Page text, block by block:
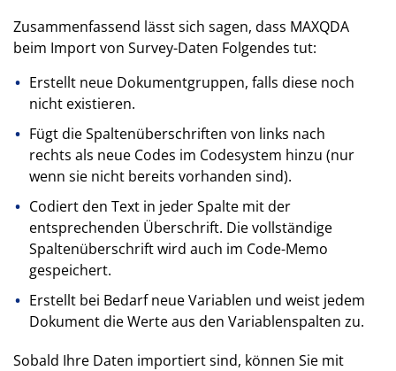
Zusammenfassend lässt sich sagen, dass MAXQDA
beim Import von Survey-Daten Folgendes tut:
Erstellt neue Dokumentgruppen, falls diese noch
nicht existieren.
Fügt die Spaltenüberschriften von links nach
rechts als neue Codes im Codesystem hinzu (nur
wenn sie nicht bereits vorhanden sind).
Codiert den Text in jeder Spalte mit der
entsprechenden Überschrift. Die vollständige
Spaltenüberschrift wird auch im Code-Memo
gespeichert.
Erstellt bei Bedarf neue Variablen und weist jedem
Dokument die Werte aus den Variablenspalten zu.
Sobald Ihre Daten importiert sind, können Sie mit